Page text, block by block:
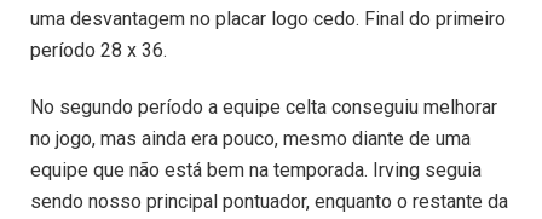
uma desvantagem no placar logo cedo. Final do primeiro
período 28 x 36.
No segundo período a equipe celta conseguiu melhorar
no jogo, mas ainda era pouco, mesmo diante de uma
equipe que não está bem na temporada. Irving seguia
sendo nosso principal pontuador, enquanto o restante da